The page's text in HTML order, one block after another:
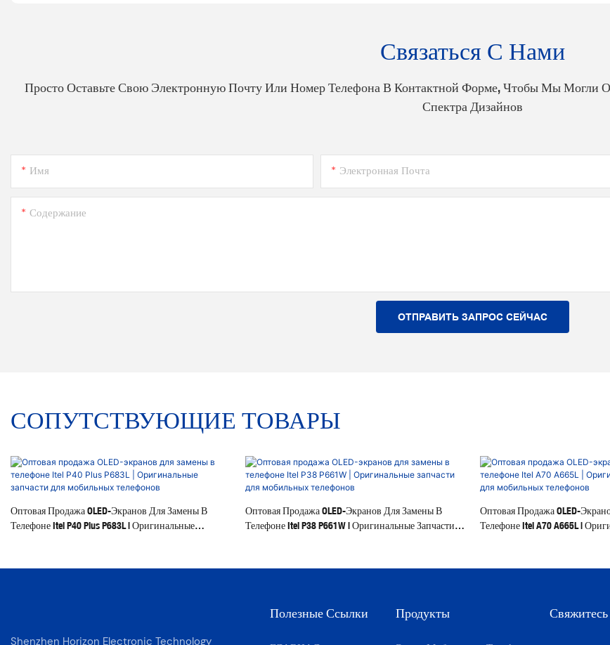
Связаться С Нами
Просто Оставьте Свою Электронную Почту Или Номер Телефона В Контактной Форме, Чтобы Мы Могли
Спектра Дизайнов
Имя Электронная Почта
Содержание
ОТПРАВИТЬ ЗАПРОС СЕЙЧАС
СОПУТСТВУЮЩИЕ ТОВАРЫ
Оптовая Продажа OLED-Экранов Для Замены В
Телефоне Itel P40 Plus P683L | Оригинальные
Оптовая Продажа OLED-Экранов Для Замены В
Телефоне Itel P38 P661W | Оригинальные Запчасти
Оптовая Продажа OLED-
Телефоне Itel A70 A665L |
Shenzhen Horizon Electronic Technology
Полезные Ссылки Продукты